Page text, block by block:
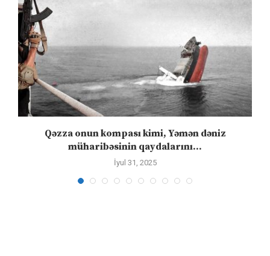
Qəzza onun kompası kimi, Yəmən dəniz
müharibəsinin qaydalarını...
İyul 31, 2025